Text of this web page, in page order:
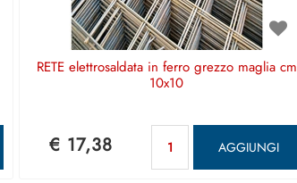
RETE elettrosaldata in ferro grezzo maglia cm
10x10
€ 17,38 AGGIUNGI